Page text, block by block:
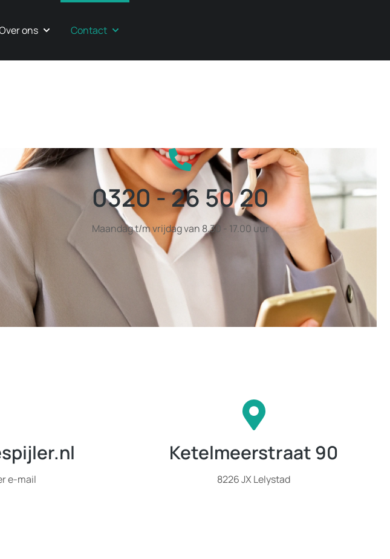
ons Contact
0320 - 26 50 20
Maandag t/m vrijdag van 8.30 - 17.00 uur
e-mail
Ketelmeerstraat 90
8226 JX Lelystad